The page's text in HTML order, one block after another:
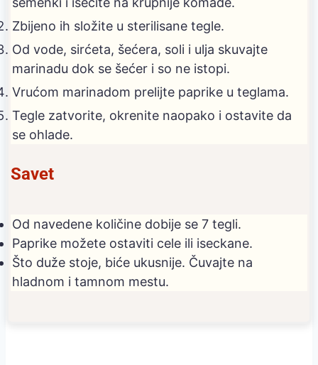
Zbijeno ih složite u sterilisane tegle.
Od vode, sirćeta, šećera, soli i ulja skuvajte
marinadu dok se šećer i so ne istopi.
Vrućom marinadom prelijte paprike u teglama.
Tegle zatvorite, okrenite naopako i ostavite da
se ohlade.
Savet
Od navedene količine dobije se 7 tegli.
Paprike možete ostaviti cele ili iseckane.
Što duže stoje, biće ukusnije. Čuvajte na
hladnom i tamnom mestu.